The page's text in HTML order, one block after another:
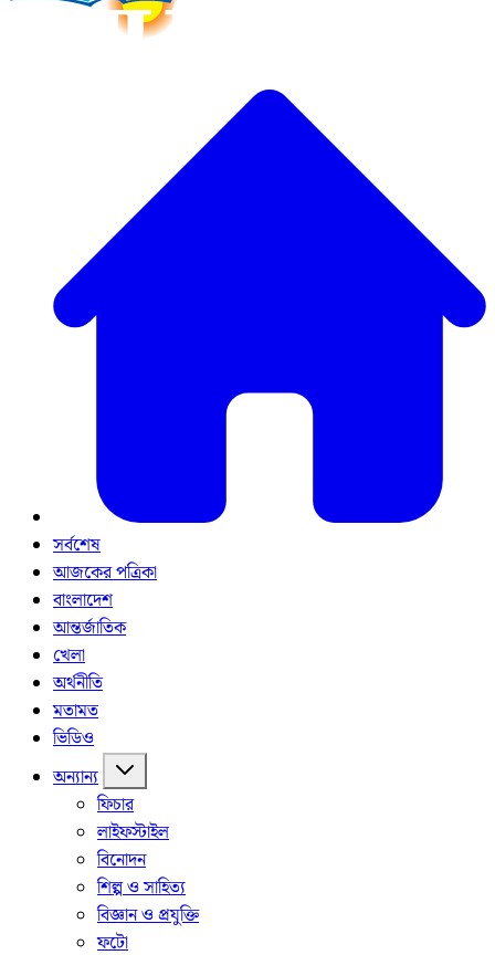
সর্বশেষ
আজকের পত্রিকা
বাংলাদেশ
আন্তর্জাতিক
খেলা
অর্থনীতি
মতামত
ভিডিও
অন্যান্য
ফিচার
লাইফস্টাইল
বিনোদন
শিল্প ও সাহিত্য
বিজ্ঞান ও প্রযুক্তি
ফটো